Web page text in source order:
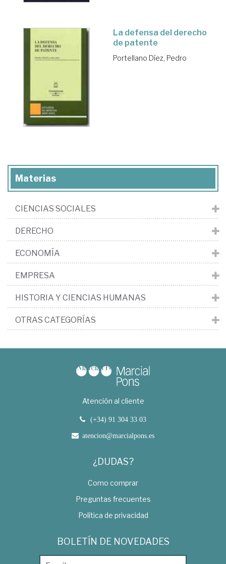
La defensa del derecho
de patente
Portellano Díez, Pedro
Materias
CIENCIAS SOCIALES
DERECHO
ECONOMÍA
EMPRESA
HISTORIA Y CIENCIAS HUMANAS
OTRAS CATEGORÍAS
Atención al cliente
(+34) 91 304 33 03
atencion@marcialpons.es
¿DUDAS?
Como comprar
Preguntas frecuentes
Política de privacidad
BOLETÍN DE NOVEDADES